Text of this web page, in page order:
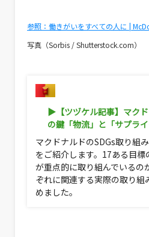
参照：働きがいをすべての人に |
写真（Sorbis / Shutterstock.com）
▶︎【ツヅケル記事】マク
の鍵「物流」と「サプライ
マクドナルドのSDGs取り組
をご紹介します。17ある目
が重点的に取り組んでいるの
ぞれに関連する実際の取り組
めました。